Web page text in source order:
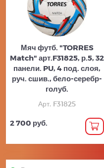
Мяч футб. "TORRES
Match" арт.F31825, р.5, 32
панели. PU, 4 под. слоя,
руч. сшив., бело-серебр-
голуб.
Арт. F31825
2 700 руб.